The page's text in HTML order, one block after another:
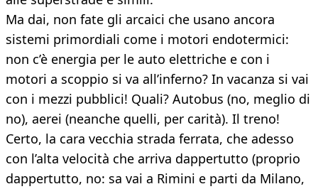
Ma dai, non fate gli arcaici che usano ancora
sistemi primordiali come i motori endotermici:
non c’è energia per le auto elettriche e con i
motori a scoppio si va all’inferno? In vacanza si vai
con i mezzi pubblici! Quali? Autobus (no, meglio di
no), aerei (neanche quelli, per carità). Il treno!
Certo, la cara vecchia strada ferrata, che adesso
con l’alta velocità che arriva dappertutto (proprio
dappertutto, no: sa vai a Rimini e parti da Milano,